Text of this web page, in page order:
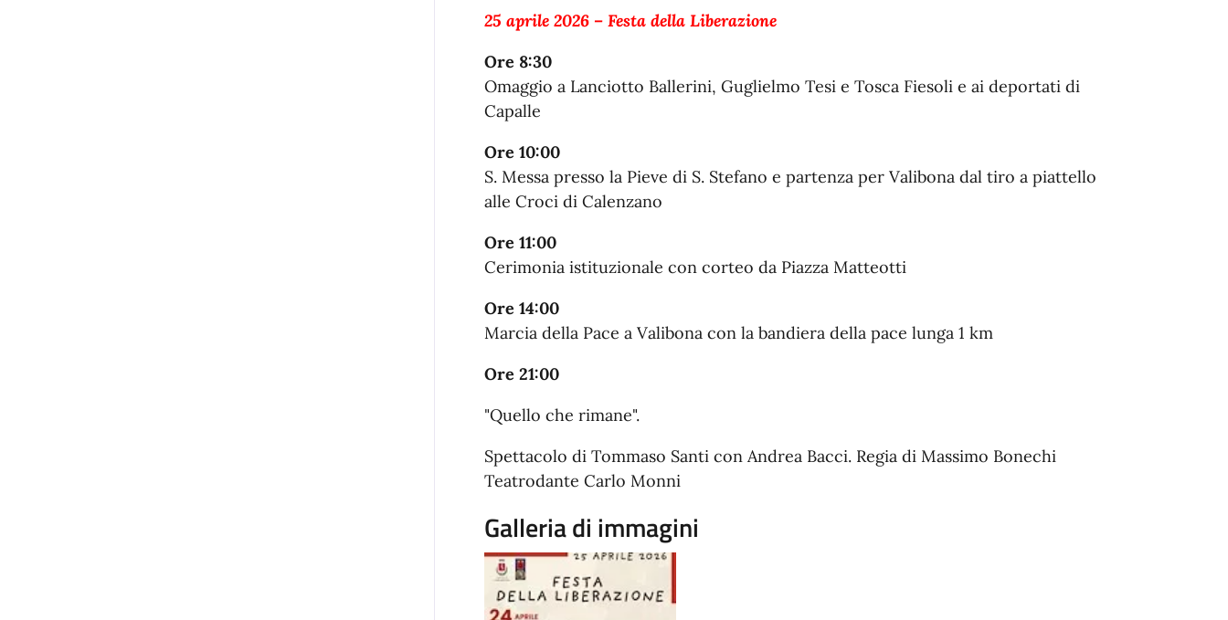
25 aprile 2026 – Festa della Liberazione
Ore 8:30
Omaggio a Lanciotto Ballerini, Guglielmo Tesi e Tosca Fiesoli e ai deportati di
Capalle
Ore 10:00
S. Messa presso la Pieve di S. Stefano e partenza per Valibona dal tiro a piattello
alle Croci di Calenzano
Ore 11:00
Cerimonia istituzionale con corteo da Piazza Matteotti
Ore 14:00
Marcia della Pace a Valibona con la bandiera della pace lunga 1 km
Ore 21:00
"Quello che rimane".
Spettacolo di Tommaso Santi con Andrea Bacci. Regia di Massimo Bonechi
Teatrodante Carlo Monni
Galleria di immagini